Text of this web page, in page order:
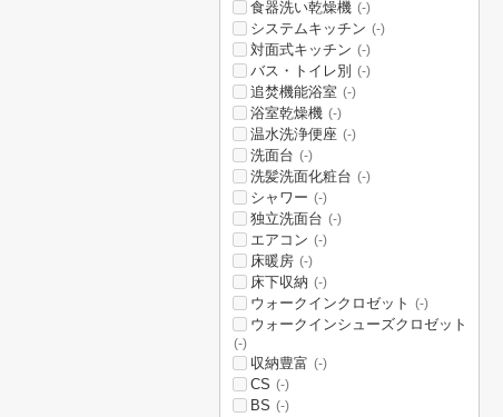
食器洗い乾燥機 (-)
システムキッチン (-)
対面式キッチン (-)
バス・トイレ別 (-)
追焚機能浴室 (-)
浴室乾燥機 (-)
温水洗浄便座 (-)
洗面台 (-)
洗髪洗面化粧台 (-)
シャワー (-)
独立洗面台 (-)
エアコン (-)
床暖房 (-)
床下収納 (-)
ウォークインクロゼット (-)
ウォークインシューズクロゼット
(-)
収納豊富 (-)
CS (-)
BS (-)